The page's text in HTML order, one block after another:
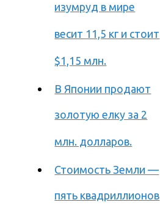
изумруд в мире
весит 11,5 кг и стоит
$1,15 млн.
В Японии продают
золотую елку за 2
млн. долларов.
Стоимость Земли —
пять квадриллионов